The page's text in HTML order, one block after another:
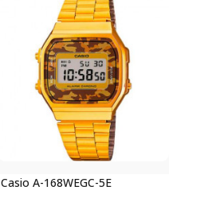
Casio A-168WEGC-5E